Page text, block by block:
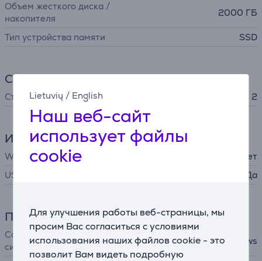
Lietuvių / English
Наш веб-сайт
использует файлы
cookie
Для улучшения работы веб-страницы, мы
просим Вас согласиться с условиями
использования наших файлов cookie - это
позволит Вам видеть подробную
Объем жесткого диска /
накопителя
2000 ГБ
Тип устройства памяти SSD
Соединение
Стандарт USB USB 3.2 Gen 2
Интерфейсы
WiFi
Нет
USB-C
Да
Программное обеспечение
Совместимость с оп.
системами
Android, macOS, Windows